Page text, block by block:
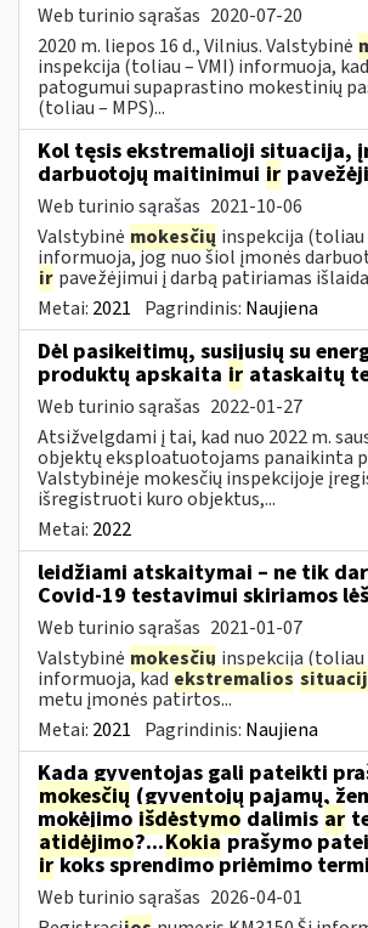
Web turinio sąrašas 2020-07-20
2020 m. liepos 16 d., Vilnius. Valstybinė
inspekcija (toliau – VMI) informuoja,
patogumui supaprastino mokestinių
(toliau – MPS)...
Kol tęsis ekstremalioji situacija,
darbuotojų maitinimui ir
Web turinio sąrašas 2021-10-06
Valstybinė mokesčių inspekcija (toliau
informuoja, jog nuo šiol įmonės
ir pavežėjimui į darbą patiriamas
Metai: 2021 Pagrindinis: Naujiena
Dėl pasikeitimų, susijusių su
produktų apskaita ir ataskaitų
Web turinio sąrašas 2022-01-27
Atsižvelgdami į tai, kad nuo 2022 m.
objektų eksploatuotojams panaikinta
Valstybinėje mokesčių inspekcijoje
išregistruoti kuro objektus,...
Metai: 2022
leidžiami atskaitymai – ne tik
Covid-19 testavimui skiriamos
Web turinio sąrašas 2021-01-07
Valstybinė mokesčių inspekcija (toliau
informuoja, kadekstremalios
metu įmonės patirtos...
Metai: 2021 Pagrindinis: Naujiena
Kada gyventojas gali pateikti
mokesčių (gyventojų pajamų,
mokėjimo išdėstymo dalimis ar
atidėjimo?...Kokiaprašymo
irkoks sprendimo priėmimo
Web turinio sąrašas 2026-04-01